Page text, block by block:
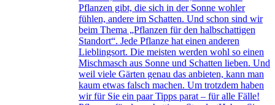
Pflanzen gibt, die sich in der Sonne wohler
fühlen, andere im Schatten. Und schon sind wir
beim Thema „Pflanzen für den halbschattigen
Standort“. Jede Pflanze hat einen anderen
Lieblingsort. Die meisten werden wohl so einen
Mischmasch aus Sonne und Schatten lieben. Und
weil viele Gärten genau das anbieten, kann man
kaum etwas falsch machen. Um trotzdem haben
wir für Sie ein paar Tipps parat – für alle Fälle!